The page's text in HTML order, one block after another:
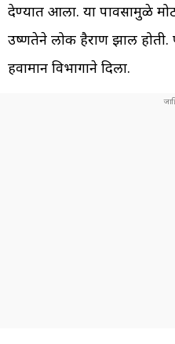
देण्यात आला. या पावसामुळे
उष्णतेने लोक हैराण झाली होती.
हवामान विभागाने दिला.